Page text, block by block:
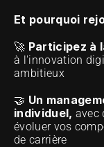
Et pourquoi
🚀 Participez à
à l'innovation
ambitieux
🤝 Un
individuel, avec
évoluer vos
de carrière